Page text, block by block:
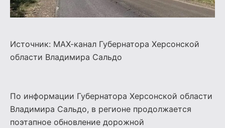
Источник: МАХ-канал Губернатора Херсонской
области Владимира Сальдо
По информации Губернатора Херсонской области
Владимира Сальдо, в регионе продолжается
поэтапное обновление дорожной